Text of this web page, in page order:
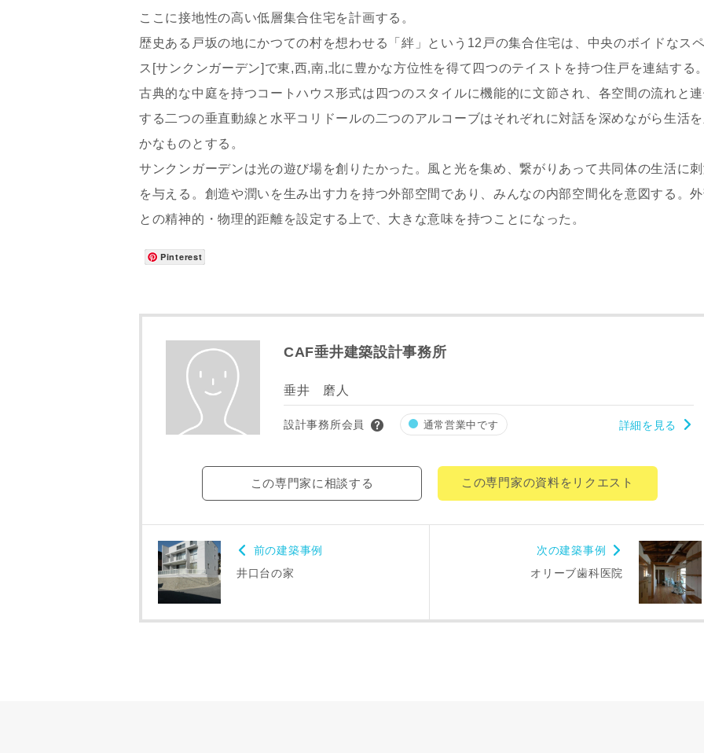
ここに接地性の高い低層集合住宅を計画する。
歴史ある戸坂の地にかつての村を想わせる「絆」という12戸の集合住宅は、中央のボイドなス
ス[サンクンガーデン]で東,西,南,北に豊かな方位性を得て四つのテイストを持つ住戸を連結する。
古典的な中庭を持つコートハウス形式は四つのスタイルに機能的に文節され、各空間の流れと
する二つの垂直動線と水平コリドールの二つのアルコーブはそれぞれに対話を深めながら生活
かなものとする。
サンクンガーデンは光の遊び場を創りたかった。風と光を集め、繋がりあって共同体の生活に
を与える。創造や潤いを生み出す力を持つ外部空間であり、みんなの内部空間化を意図する。
との精神的・物理的距離を設定する上で、大きな意味を持つことになった。
Pinterest
CAF垂井建築設計事務所
垂井 磨人
設計事務所会員 通常営業中です 詳細を見る
この専門家に相談する この専門家の資料をリクエスト
前の建築事例
井口台の家
次の建築事例
オリーブ歯科医院
メールアドレス
郵便番号